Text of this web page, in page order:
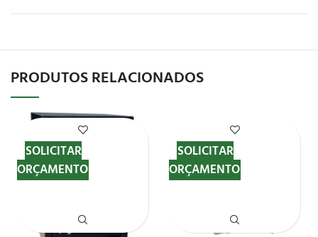
PRODUTOS RELACIONADOS
SOLICITAR
ORÇAMENTO
SOLICITAR
ORÇAMENTO